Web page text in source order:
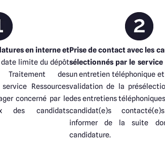
en interne et
date limite du dépôt
Traitement des
Ressources
concerné par le
des candidats
Prise de contact avec les
sélectionnés par le service
un entretien téléphonique
validation de la
des entretiens
candidat(e)s
informer de la suite
candidature.